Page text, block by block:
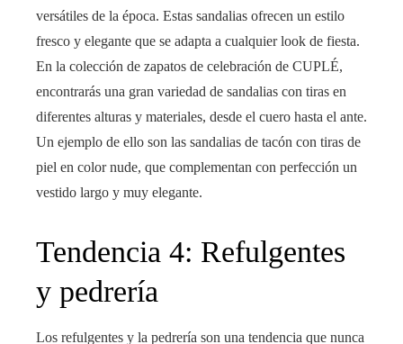
versátiles de la época. Estas sandalias ofrecen un estilo
fresco y elegante que se adapta a cualquier look de fiesta.
En la colección de zapatos de celebración de CUPLÉ,
encontrarás una gran variedad de sandalias con tiras en
diferentes alturas y materiales, desde el cuero hasta el ante.
Un ejemplo de ello son las sandalias de tacón con tiras de
piel en color nude, que complementan con perfección un
vestido largo y muy elegante.
Tendencia 4: Refulgentes
y pedrería
Los refulgentes y la pedrería son una tendencia que nunca